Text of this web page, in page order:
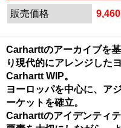
販売価格
Carharttのアーカイブを
り現代的にアレンジした
Carhartt WIP。
ヨーロッパを中心に、ア
ーケットを確立。
Carharttのアイデンティ